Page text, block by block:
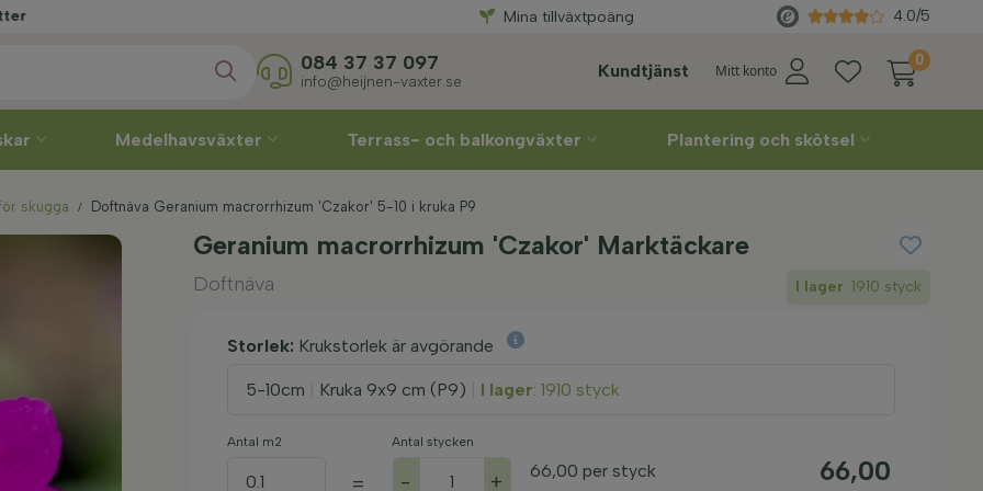
rabatter Direktfrån odlaren
Mina tillväxtpoäng 4.0/5
Kundtjänst Mitt konto
0
084 37 37 097
info@heijnen-vaxter.se
Medelhavsväxter Terrass- och balkongväxter Plantering och skötsel
skugga Doftnäva Geranium macrorrhizum 'Czakor' 5-10 i kruka P9
Geranium macrorrhizum 'Czakor' Marktäckare
Doftnäva I lager: 1910 styck
Storlek: Krukstorlek är avgörande
5-10cm Kruka 9x9 cm (P9) I lager: 1910 styck
Antal m2
=
Antal stycken
- + 66,00 per styck 66,00